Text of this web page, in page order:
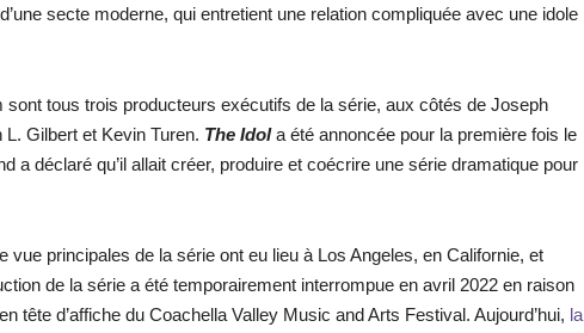
secte moderne, qui entretient une relation compliquée avec une idole
sont tous trois producteurs exécutifs de la série, aux côtés de Joseph
Gilbert et Kevin Turen. The Idola été annoncée pour la première fois le
a déclaré qu’il allait créer, produire et coécrire une série dramatique pour
vue principales de la série ont eu lieu à Los Angeles, en Californie, et
de la série a été temporairement interrompue en avril 2022 en raison
tête d’affiche du Coachella Valley Music and Arts Festival. Aujourd’hui, la